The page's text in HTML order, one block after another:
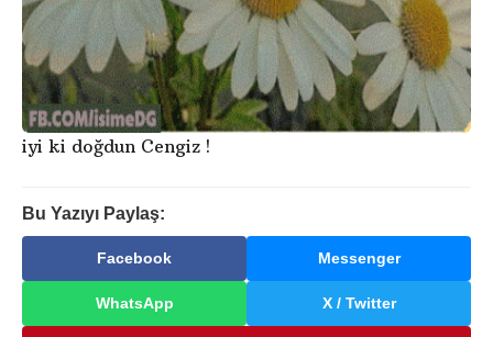
iyi ki doğdun Cengiz !
Bu Yazıyı Paylaş:
Facebook Messenger
WhatsApp X / Twitter